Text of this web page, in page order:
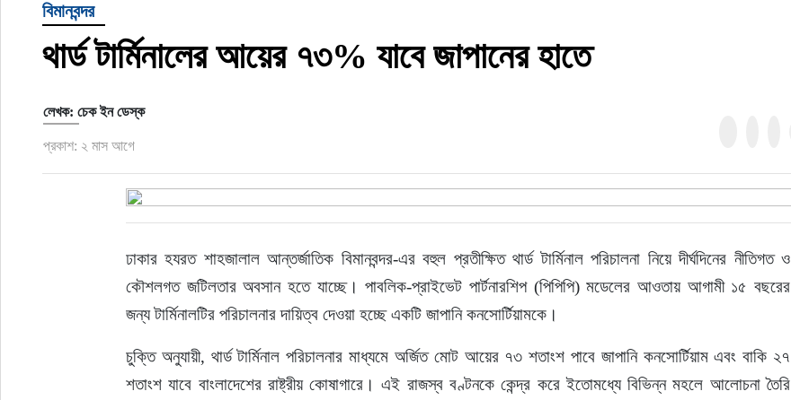
বিমানবন্দর
থার্ড টার্মিনালের আয়ের ৭৩% যাবে জাপানের হাতে
লেখক: চেক ইন ডেস্ক
প্রকাশ: ২ মাস আগে
ঢাকার হযরত শাহজালাল আন্তর্জাতিক বিমানবন্দর-এর বহুল প্রতীক্ষিত থার্ড টার্মিনাল পরিচালনা নিয়ে দীর্ঘদিনের নীতিগত ও
কৌশলগত জটিলতার অবসান হতে যাচ্ছে। পাবলিক-প্রাইভেট পার্টনারশিপ (পিপিপি) মডেলের আওতায় আগামী ১৫ বছরের
জন্য টার্মিনালটির পরিচালনার দায়িত্ব দেওয়া হচ্ছে একটি জাপানি কনসোর্টিয়ামকে।
চুক্তি অনুযায়ী, থার্ড টার্মিনাল পরিচালনার মাধ্যমে অর্জিত মোট আয়ের ৭৩ শতাংশ পাবে জাপানি কনসোর্টিয়াম এবং বাকি ২৭
শতাংশ যাবে বাংলাদেশের রাষ্ট্রীয় কোষাগারে। এই রাজস্ব বণ্টনকে কেন্দ্র করে ইতোমধ্যে বিভিন্ন মহলে আলোচনা তৈরি